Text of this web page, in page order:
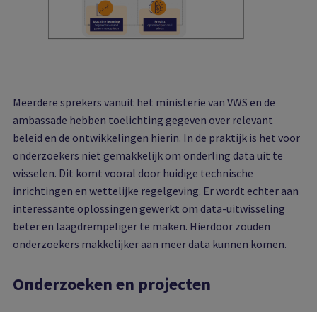
Meerdere sprekers vanuit het ministerie van VWS en de
ambassade hebben toelichting gegeven over relevant
beleid en de ontwikkelingen hierin. In de praktijk is het voor
onderzoekers niet gemakkelijk om onderling data uit te
wisselen. Dit komt vooral door huidige technische
inrichtingen en wettelijke regelgeving. Er wordt echter aan
interessante oplossingen gewerkt om data-uitwisseling
beter en laagdrempeliger te maken. Hierdoor zouden
onderzoekers makkelijker aan meer data kunnen komen.
Onderzoeken en projecten